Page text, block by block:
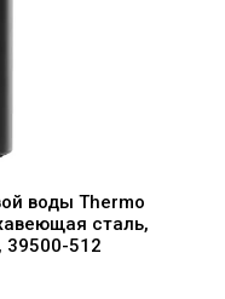
воды Thermo
сталь,
39500-512